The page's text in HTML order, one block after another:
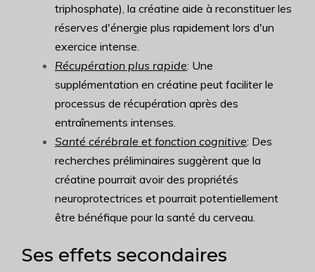
triphosphate), la créatine aide à reconstituer les
réserves d'énergie plus rapidement lors d'un
exercice intense.
Récupération plus rapide: Une
supplémentation en créatine peut faciliter le
processus de récupération après des
entraînements intenses.
Santé cérébrale et fonction cognitive: Des
recherches préliminaires suggèrent que la
créatine pourrait avoir des propriétés
neuroprotectrices et pourrait potentiellement
être bénéfique pour la santé du cerveau.
Ses effets secondaires